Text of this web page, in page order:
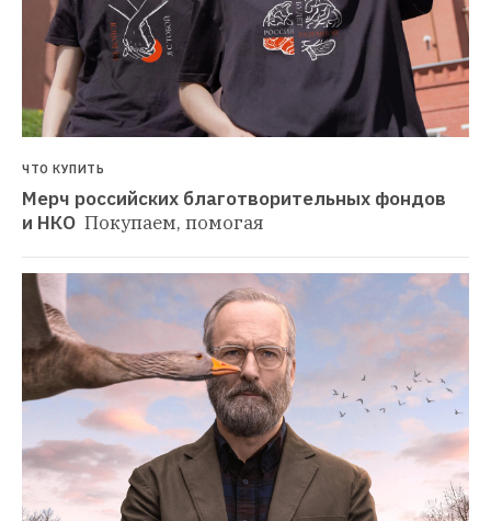
ЧТО КУПИТЬ
Мерч российских благотворительных фондов
и НКО Покупаем, помогая